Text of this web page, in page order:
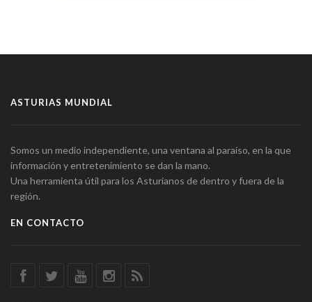
ASTURIAS MUNDIAL
Somos un medio independiente, una ventana al paraíso, en la que
información y entretenimiento se dan la mano.
Una herramienta útil para los Asturianos de dentro y fuera de la
región.
EN CONTACTO